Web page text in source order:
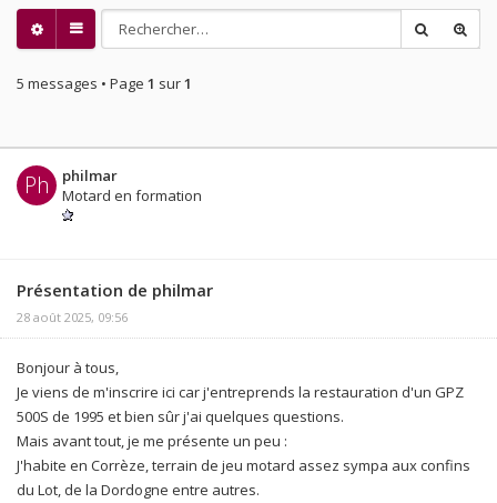
5 messages • Page 1 sur1
Ph
philmar
Motard en formation
Présentation de philmar
28 août 2025, 09:56
Bonjour à tous,
Je viens de m'inscrire ici car j'entreprends la restauration d'un GPZ
500S de 1995 et bien sûr j'ai quelques questions.
Mais avant tout, je me présente un peu :
J'habite en Corrèze, terrain de jeu motard assez sympa aux confins
du Lot, de la Dordogne entre autres.